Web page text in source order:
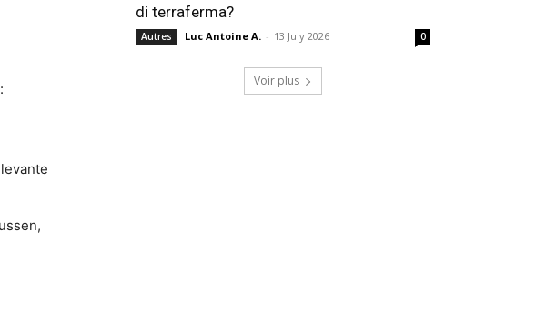
di terraferma?
Autres Luc Antoine A. - 13 July 2026 0
Voir plus